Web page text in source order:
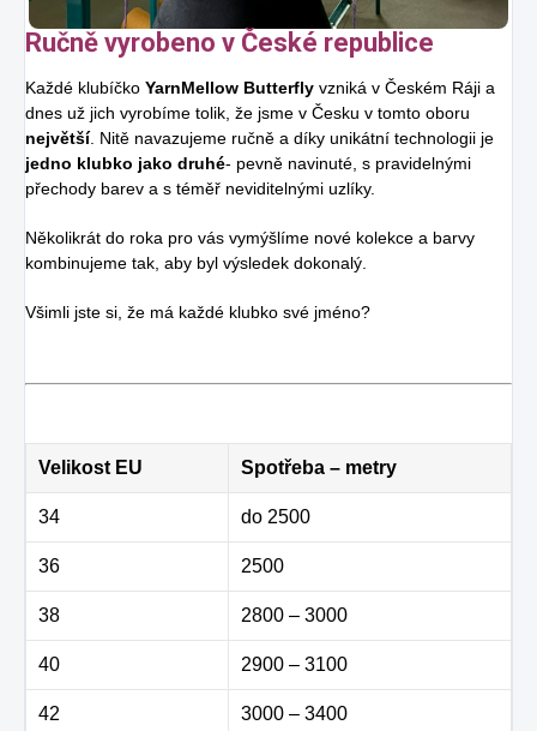
Ručně vyrobeno v České republice
Každé klubíčko YarnMellow Butterfly vzniká v Českém Ráji a
dnes už jich vyrobíme tolik, že jsme v Česku v tomto oboru
největší. Nitě navazujeme ručně a díky unikátní technologii je
jedno klubko jako druhé- pevně navinuté, s pravidelnými
přechody barev a s téměř neviditelnými uzlíky.
Několikrát do roka pro vás vymýšlíme nové kolekce a barvy
kombinujeme tak, aby byl výsledek dokonalý.
Všimli jste si, že má každé klubko své jméno?
Velikost EU Spotřeba – metry
34 do 2500
36 2500
38 2800 – 3000
40 2900 – 3100
42 3000 – 3400